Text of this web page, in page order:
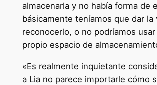
almacenarla y no había forma de
básicamente teníamos que dar la
reconocerlo, o no podríamos
propio espacio de
«Es realmente inquietante
a Lia no parece importarle cómo